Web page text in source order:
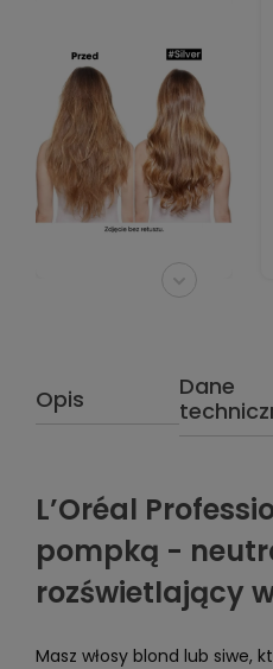
Opis
Dane
L’Oréal
pompką -
rozświetlający
Masz włosy blond lub siwe,